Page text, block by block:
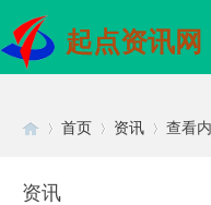
起点资讯网
首页 资讯 查看
资讯